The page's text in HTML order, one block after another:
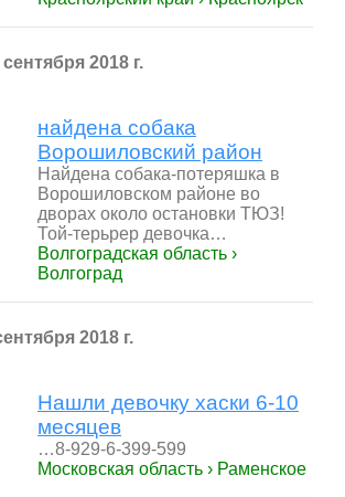
2018 г.
найдена собака
Ворошиловский район
Найдена собака-потеряшка в
Ворошиловском районе во
дворах около остановки ТЮЗ!
Той-терьрер девочка…
Волгоградская область ›
Волгоград
2018 г.
Нашли девочку хаски 6-10
месяцев
…8-929-6-399-599
Московская область › Раменское